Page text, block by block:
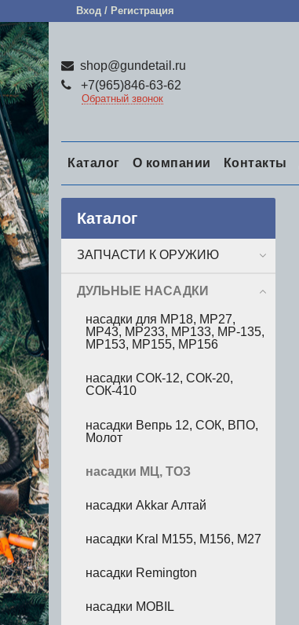
Вход / Регистрация
shop@gundetail.ru
+7(965)846-63-62
Обратный звонок
Каталог О компании Контакты
Каталог
ЗАПЧАСТИ К ОРУЖИЮ
ДУЛЬНЫЕ НАСАДКИ
насадки для МР18, МР27,
МР43, МР233, МР133, МР-135,
МР153, МР155, МР156
насадки СОК-12, СОК-20,
СОК-410
насадки Вепрь 12, СОК, ВПО,
Молот
насадки МЦ, ТОЗ
насадки Akkar Алтай
насадки Kral М155, М156, М27
насадки Remington
насадки MOBIL